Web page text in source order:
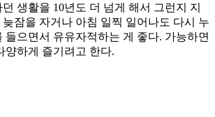
생활을 10년도 더 넘게 해서 그런지 지
잠을 자거나 아침 일찍 일어나도 다시 누
들으면서 유유자적하는 게 좋다. 가능하면
양하게 즐기려고 한다.